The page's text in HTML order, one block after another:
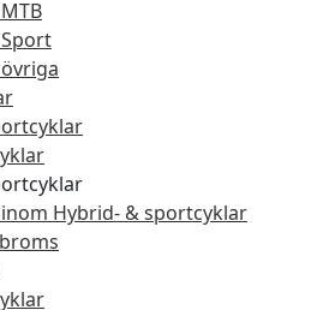
Hybrid- & sportcyklar